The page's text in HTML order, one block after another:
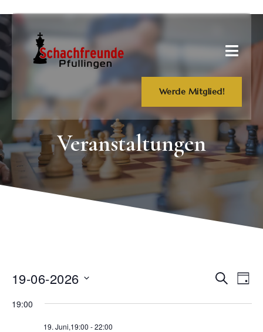
Werde Mitglied!
Veranstaltungen
SucheTag
19-06-2026
wählen.
19:00
19. Juni,19:00 -22:00